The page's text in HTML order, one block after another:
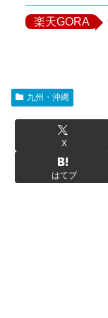
楽天GORA
九州・沖縄
X
はてブ